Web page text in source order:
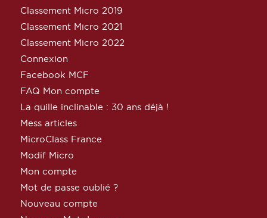
Classement Micro 2019
Classement Micro 2021
Classement Micro 2022
Connexion
Facebook MCF
FAQ Mon compte
La quille inclinable : 30 ans déjà !
Mess articles
MicroClass France
Modif Micro
Mon compte
Mot de passe oublié ?
Nouveau compte